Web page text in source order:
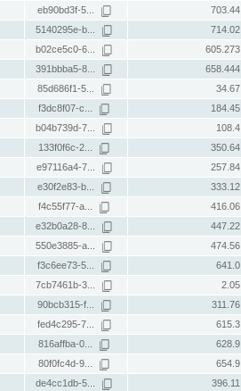
eb90bd3f-5... 703.44
5140295e-b... 714.02
b02ce5c0-6... 605.273
391bbba5-8... 658.444
85d686f1-5... 34.67
f3dc8f07-c... 184.45
b04b739d-7... 108.4
133f0f6c-2... 350.64
e97116a4-7... 257.84
e30f2e83-b... 333.12
f4c55f77-a... 416.06
e32b0a28-8... 447.22
550e3885-a... 474.56
f3c6ee73-5... 641.0
7cb7461b-3... 2.05
90bcb315-f... 311.76
fed4c295-7... 615.3
816affba-0... 628.9
80f0fc4d-9... 654.9
de4cc1db-5... 396.11